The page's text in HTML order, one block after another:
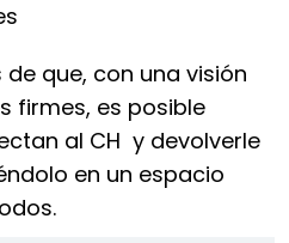
que, con una visión
firmes, es posible
al CH y devolverle
en un espacio